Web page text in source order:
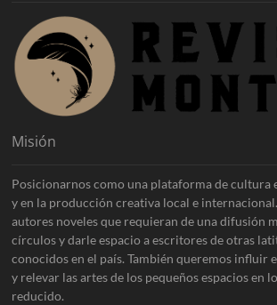
Misión
Posicionarnos como una plataforma de cultura
y en la producción creativa local e
autores noveles que requieran de una difusión
círculos y darle espacio a escritores de otras
conocidos en el país. También queremos influir
y relevar las artes de los pequeños espacios en
reducido.